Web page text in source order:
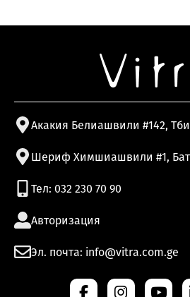
Акакия Белиашвили #142,
Шериф Химшиашвили #1,
Тел: 032 230 70 90
Авторизация
Эл. почта: info@vitra.com.ge